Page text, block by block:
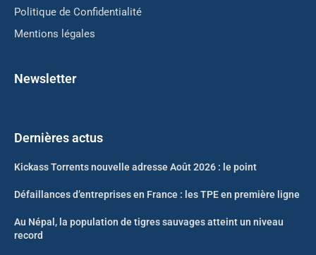
Politique de Confidentialité
Mentions légales
Newsletter
Dernières actus
Kickass Torrents nouvelle adresse Août 2026 : le point
Défaillances d’entreprises en France : les TPE en première ligne
Au Népal, la population de tigres sauvages atteint un niveau
record